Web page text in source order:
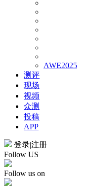
AWE2025
测评
现场
视频
众测
投稿
APP
登录|注册
Follow US
Follow us on